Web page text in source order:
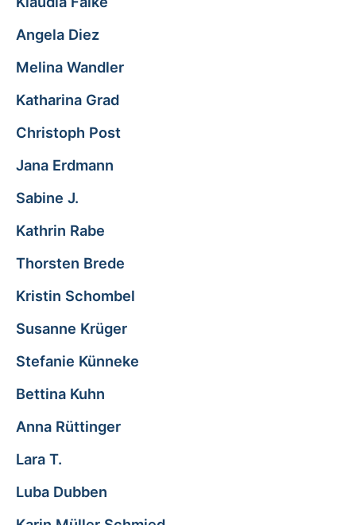
Angela Diez
Melina Wandler
Katharina Grad
Christoph Post
Jana Erdmann
Sabine J.
Kathrin Rabe
Thorsten Brede
Kristin Schombel
Susanne Krüger
Stefanie Künneke
Bettina Kuhn
Anna Rüttinger
Lara T.
Luba Dubben